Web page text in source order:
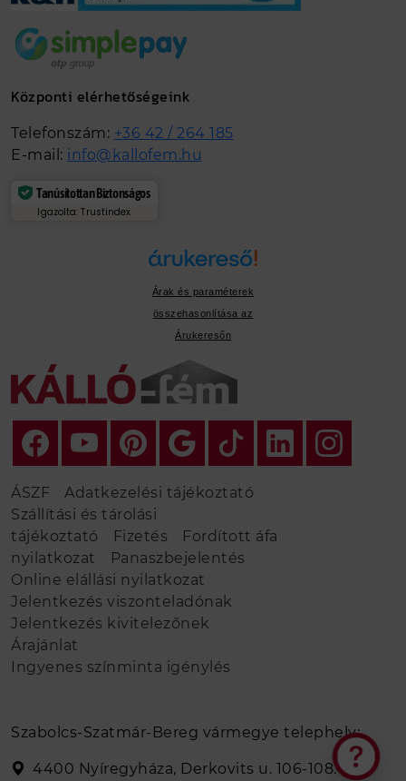
Központi elérhetőségeink
Telefonszám: +36 42 / 264 185
E-mail: info@kallofem.hu
Tanúsítottan Biztonságos
Igazolta: Trustindex
Árak és paraméterek
összehasonlítása az
Árukeresőn
ÁSZF
Adatkezelési tájékoztató
Szállítási és tárolási
tájékoztató
Fizetés
Fordított áfa
nyilatkozat
Panaszbejelentés
Online elállási nyilatkozat
Jelentkezés viszonteladónak
Jelentkezés kivitelezőnek
Árajánlat
Ingyenes színminta igénylés
Szabolcs-Szatmár-Bereg vármegye telephely:
4400 Nyíregyháza, Derkovits u. 106-108.